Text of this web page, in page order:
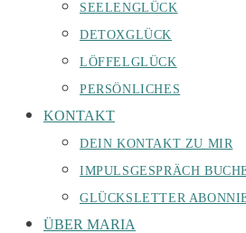
SEELENGLÜCK
DETOXGLÜCK
LÖFFELGLÜCK
PERSÖNLICHES
KONTAKT
DEIN KONTAKT ZU MIR
IMPULSGESPRÄCH
GLÜCKSLETTER
ÜBER MARIA